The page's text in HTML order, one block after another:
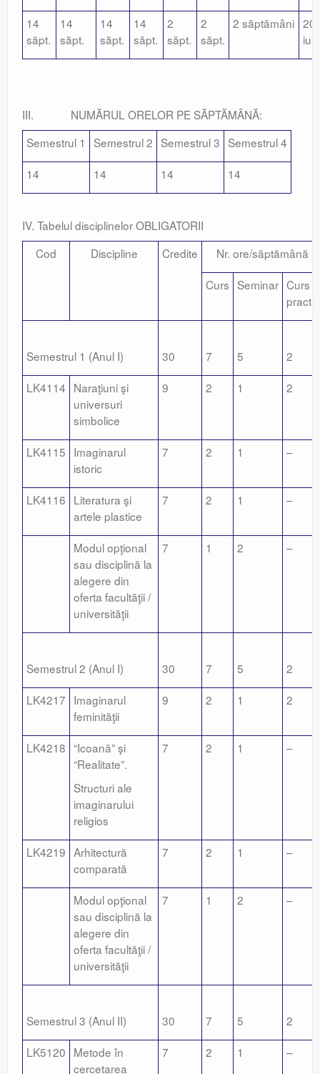
14
săpt.
14
săpt.
14
săpt.
14
săpt.
2
săpt.
2
săpt.
2 săptămâni 20
III. NUMĂRUL ORELOR PE SĂPTĂMÂNĂ:
Semestrul 1
Semestrul 2 Semestrul 3 Semestrul 4
14
14 14 14
IV. Tabelul disciplinelor OBLIGATORII
Cod
Discipline Credite
Nr. ore/săptămână
Curs Seminar Curs
practic
Semestrul 1 (Anul I) 30 7 5
2
LK4114 Naraţiuni şi
universuri
simbolice
9 2 1 2
LK4115 Imaginarul
istoric
7 2 1 –
LK4116 Literatura şi
artele plastice
7 2 1 –
Modul opţional
sau disciplină la
alegere din
oferta facultăţii /
universităţii
7 1 2 –
Semestrul 2 (Anul I) 30 7 5
2
LK4217 Imaginarul
feminităţii
9 2 1 2
LK4218 “Icoană” şi
“Realitate”.
Structuri ale
imaginarului
religios
7 2 1 –
LK4219 Arhitectură
comparată
7 2 1 –
Modul opţional
sau disciplină la
alegere din
oferta facultăţii /
universităţii
7 1 2 –
Semestrul 3 (Anul II) 30 7 5
2
LK5120 Metode în
cercetarea
7 2 1 –